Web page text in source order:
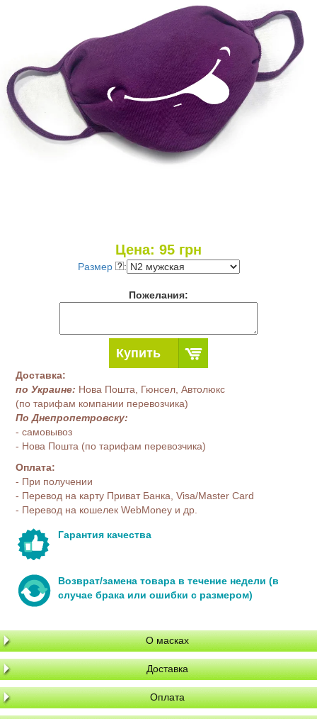
Цена: 95 грн
Размер :
Пожелания:
Купить
Доставка:
по Украине: Нова Пошта, Гюнсел, Автолюкс
(по тарифам компании перевозчика)
По Днепропетровску:
- самовывоз
- Нова Пошта (по тарифам перевозчика)
Оплата:
- При получении
- Перевод на карту Приват Банка, Visa/Master Card
- Перевод на кошелек WebMoney и др.
Гарантия качества
Возврат/замена товара в течение недели (в
случае брака или ошибки с размером)
О масках
Доставка
Оплата